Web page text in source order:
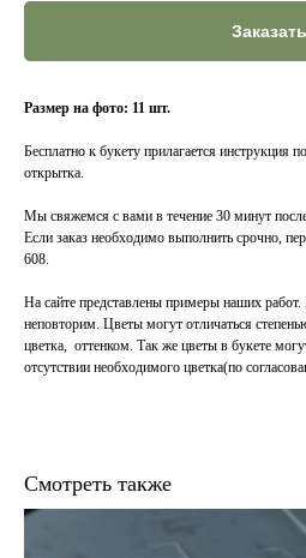
Заказать
Размер на фото: 11 шт.
Бесплатно к букету прилагается инструкция
открытка.
Мы свяжемся с вами в течение 30 минут
Если заказ необходимо выполнить срочно,
608.
На сайте представлены примеры наших
неповторим. Цветы могут отличаться
цветка, оттенком. Так же цветы в букете
отсутствии необходимого цветка(по
Смотреть также